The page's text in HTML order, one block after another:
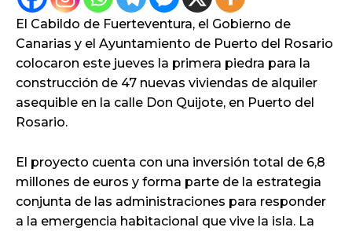
El Cabildo de Fuerteventura, el Gobierno de
Canarias y el Ayuntamiento de Puerto del Rosario
colocaron este jueves la primera piedra para la
construcción de 47 nuevas viviendas de alquiler
asequible en la calle Don Quijote, en Puerto del
Rosario.
El proyecto cuenta con una inversión total de 6,8
millones de euros y forma parte de la estrategia
conjunta de las administraciones para responder
a la emergencia habitacional que vive la isla. La